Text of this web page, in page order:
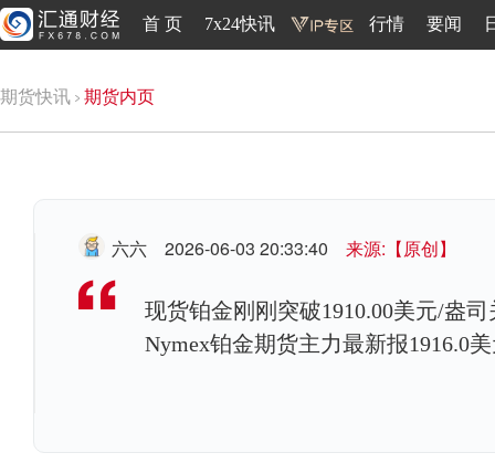
首 页 7x24快讯 行情 要闻
期货快讯 期货内页
六六 2026-06-03 20:33:40 来源:【原创】
现货铂金刚刚突破1910.00美元/盎
Nymex铂金期货主力最新报1916.0